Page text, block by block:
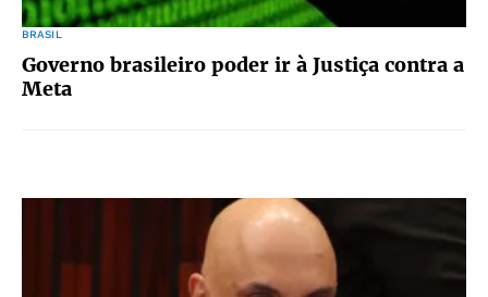
BRASIL
Governo brasileiro poder ir à Justiça contra a
Meta